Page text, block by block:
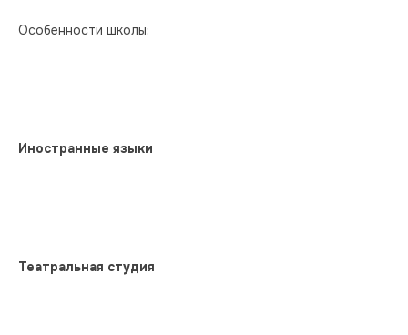
Особенности школы:
Иностранные языки
Театральная студия